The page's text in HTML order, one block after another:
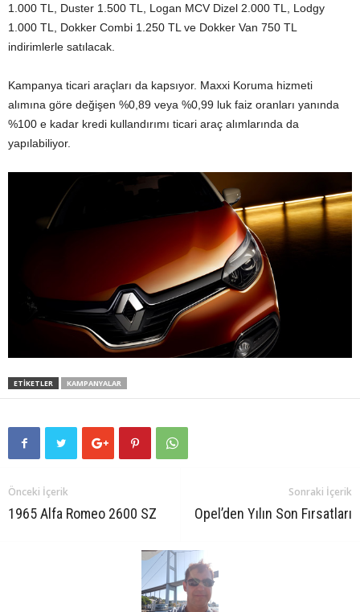
1.000 TL, Duster 1.500 TL, Logan MCV Dizel 2.000 TL, Lodgy
1.000 TL, Dokker Combi 1.250 TL ve Dokker Van 750 TL
indirimlerle satılacak.
Kampanya ticari araçları da kapsıyor. Maxxi Koruma hizmeti
alımına göre değişen %0,89 veya %0,99 luk faiz oranları yanında
%100 e kadar kredi kullandırımı ticari araç alımlarında da
yapılabiliyor.
ETIKETLER KAMPANYALAR
Önceki İçerik
1965 Alfa Romeo 2600 SZ
Sonraki İçerik
Opel’den Yılın Son Fırsatları